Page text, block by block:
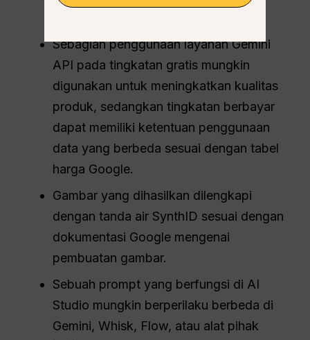
Sebagian penggunaan layanan Gemini
API pada tingkatan gratis mungkin
digunakan untuk meningkatkan kualitas
produk, sedangkan tingkatan berbayar
dapat memiliki ketentuan penggunaan
data yang berbeda sesuai dengan tabel
harga Google.
Gambar yang dihasilkan dilengkapi
dengan tanda air SynthID sesuai dengan
dokumentasi Google mengenai
pembuatan gambar.
Sebuah prompt yang berfungsi di AI
Studio mungkin berperilaku berbeda di
Gemini, Whisk, Flow, atau alat pihak